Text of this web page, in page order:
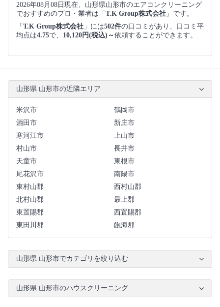
2026年08月08日現在、山形県山形市のエアコンクリーニング
でおすすめのプロ・業者は「T.K Group株式会社 」です。
「T.K Group株式会社 」には502件の口コミがあり、口コミ平
均点は4.75で、 10,120円(税込)～依頼することができます。
山形県 山形市の近隣エリア
米沢市
鶴岡市
酒田市
新庄市
寒河江市
上山市
村山市
長井市
天童市
東根市
尾花沢市
南陽市
東村山郡
西村山郡
北村山郡
最上郡
東置賜郡
西置賜郡
東田川郡
飽海郡
山形県 山形市でカテゴリを絞り込む
山形県 山形市のハウスクリーニング